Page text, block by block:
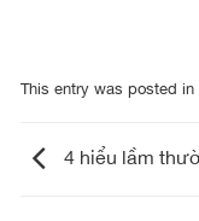
This entry was posted in
4 hiểu lầm